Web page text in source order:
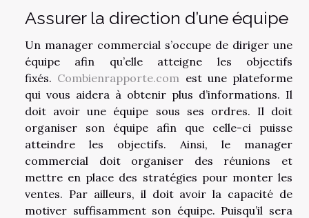
Assurer la direction d’une équipe
Un manager commercial s’occupe de diriger une
équipe afin qu’elle atteigne les objectifs
fixés. Combienrapporte.com est une plateforme
qui vous aidera à obtenir plus d’informations. Il
doit avoir une équipe sous ses ordres. Il doit
organiser son équipe afin que celle-ci puisse
atteindre les objectifs. Ainsi, le manager
commercial doit organiser des réunions et
mettre en place des stratégies pour monter les
ventes. Par ailleurs, il doit avoir la capacité de
motiver suffisamment son équipe. Puisqu’il sera